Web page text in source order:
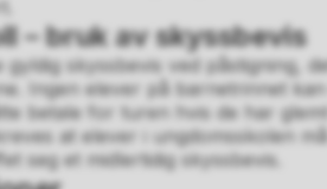
– bruk av skyssbevis
gyldig skyssbevis ved påstigning,
Ingen elever på barnetrinnet
betale for turen hvis de har
at elever i ungdomsskolen
seg et midlertidig skyssbevis.